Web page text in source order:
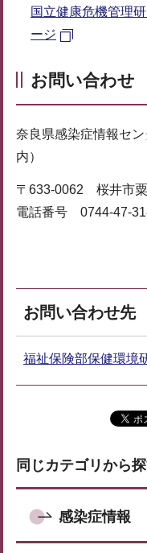
国立健康危機管理
ージ
お問い合わせ
奈良県感染症情報セン
内）
〒633-0062 桜井市
電話番号 0744-47-
お問い合わせ先
福祉保険部保健環境
同じカテゴリから
感染症情報